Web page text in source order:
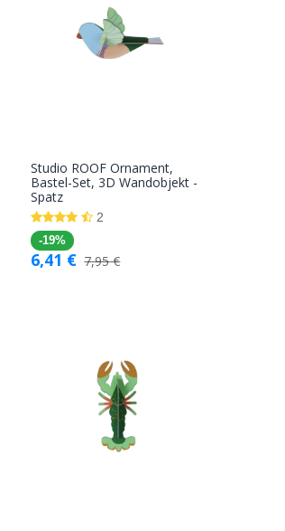
In den
Studio ROOF Ornament,
Bastel-Set, 3D Wandobjekt -
Spatz
2
-19%
6,41 € 7,95€